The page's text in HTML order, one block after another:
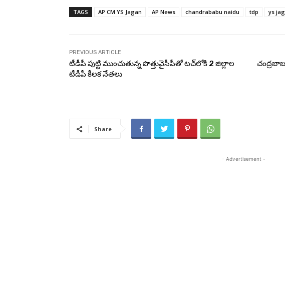
TAGS AP CM YS Jagan AP News chandrababu naidu tdp ys
PREVIOUS ARTICLE
టీడీపీ పుట్టి ముంచుతున్న పొత్తువైసీపీతో ట‌చ్‌లోకి 2 జిల్లాల
టీడీపీ కీల‌క నేత‌లు
Share
- Advertisement -